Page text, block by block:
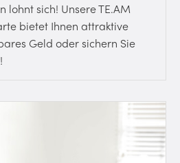
lohnt sich! Unsere TE.AM
bietet Ihnen attraktive
Geld oder sichern Sie